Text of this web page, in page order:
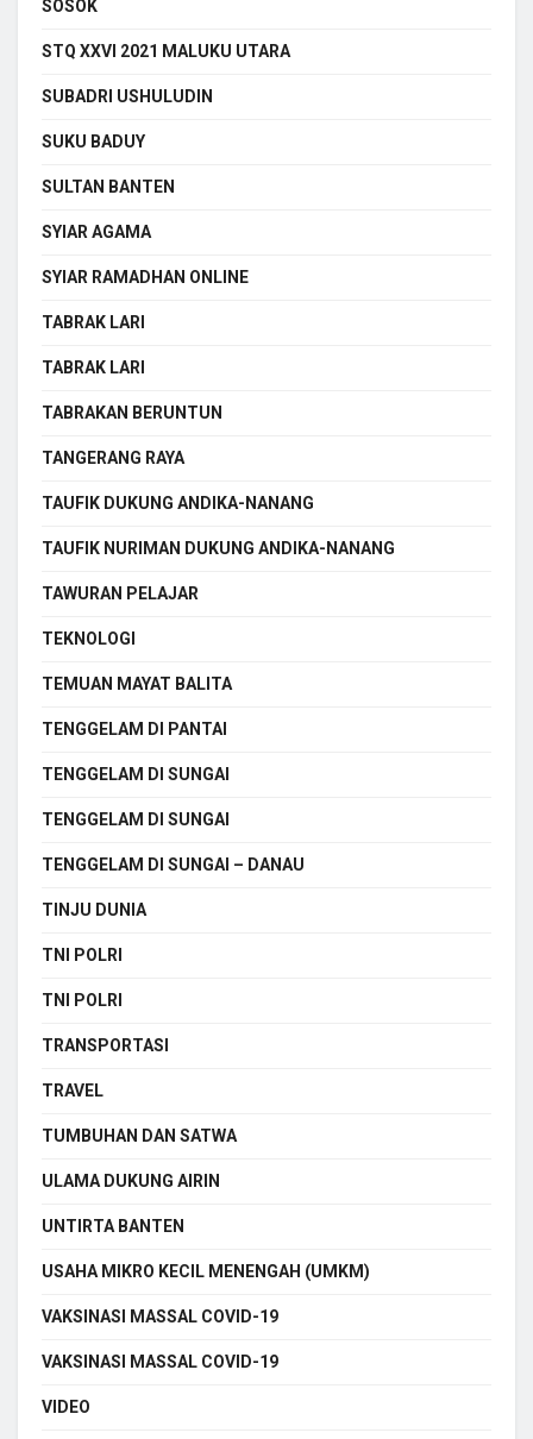
SOSOK
STQ XXVI 2021 MALUKU UTARA
SUBADRI USHULUDIN
SUKU BADUY
SULTAN BANTEN
SYIAR AGAMA
SYIAR RAMADHAN ONLINE
TABRAK LARI
TABRAK LARI
TABRAKAN BERUNTUN
TANGERANG RAYA
TAUFIK DUKUNG ANDIKA-NANANG
TAUFIK NURIMAN DUKUNG ANDIKA-NANANG
TAWURAN PELAJAR
TEKNOLOGI
TEMUAN MAYAT BALITA
TENGGELAM DI PANTAI
TENGGELAM DI SUNGAI
TENGGELAM DI SUNGAI
TENGGELAM DI SUNGAI – DANAU
TINJU DUNIA
TNI POLRI
TNI POLRI
TRANSPORTASI
TRAVEL
TUMBUHAN DAN SATWA
ULAMA DUKUNG AIRIN
UNTIRTA BANTEN
USAHA MIKRO KECIL MENENGAH (UMKM)
VAKSINASI MASSAL COVID-19
VAKSINASI MASSAL COVID-19
VIDEO